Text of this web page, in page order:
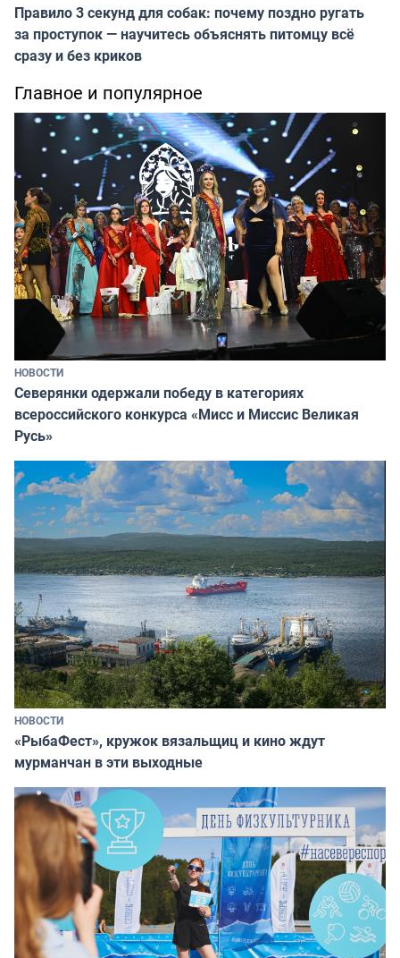
Правило 3 секунд для собак: почему поздно ругать
за проступок — научитесь объяснять питомцу всё
сразу и без криков
Главное и популярное
НОВОСТИ
Северянки одержали победу в категориях
всероссийского конкурса «Мисс и Миссис Великая
Русь»
НОВОСТИ
«РыбаФест», кружок вязальщиц и кино ждут
мурманчан в эти выходные